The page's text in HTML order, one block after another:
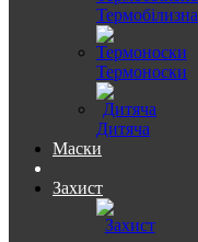
Термобілизна
Термоноски
Дитяча
Маски
Захист